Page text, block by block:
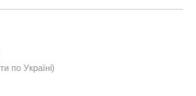
по Україні)